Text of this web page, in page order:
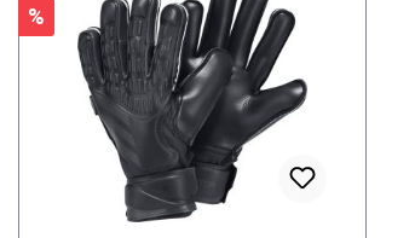
Rabatt
%